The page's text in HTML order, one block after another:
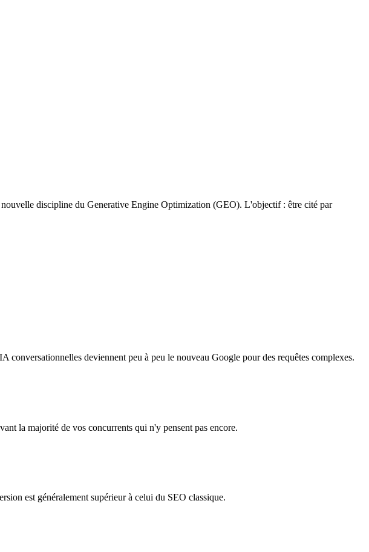
discipline du Generative Engine Optimization (GEO). L'objectif : être cité par
deviennent peu à peu le nouveau Google pour des requêtes complexes.
la majorité de vos concurrents qui n'y pensent pas encore.
est généralement supérieur à celui du SEO classique.